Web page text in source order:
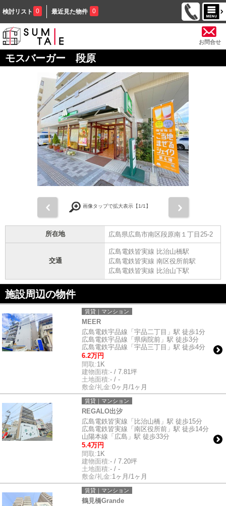
検討リスト 0 最近見た物件 0
お問合せ
モスバーガー 段原
画像タップで拡大表示【1/1】
所在地 広島県広島市南区段原南１丁目25-2
交通
広島電鉄皆実線 比治山橋駅
広島電鉄皆実線 南区役所前駅
広島電鉄皆実線 比治山下駅
施設周辺の物件
賃貸｜マンション
MEER
広島電鉄宇品線「宇品二丁目」駅 徒歩1分
広島電鉄宇品線「県病院前」駅 徒歩3分
広島電鉄宇品線「宇品三丁目」駅 徒歩4分
6.2万円
間取:1K
建物面積:- / 7.81坪
土地面積:- / -
敷金/礼金:0ヶ月/1ヶ月
賃貸｜マンション
REGALO出汐
広島電鉄皆実線「比治山橋」駅 徒歩15分
広島電鉄皆実線「南区役所前」駅 徒歩14分
山陽本線「広島」駅 徒歩33分
5.4万円
間取:1K
建物面積:- / 7.20坪
土地面積:- / -
敷金/礼金:1ヶ月/1ヶ月
賃貸｜マンション
鶴見橋Grande